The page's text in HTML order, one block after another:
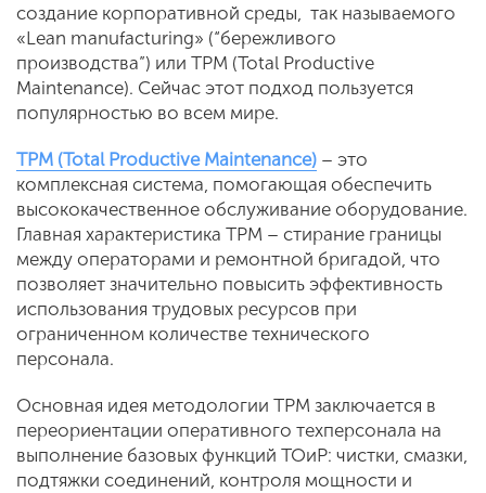
создание корпоративной среды, так называемого
«Lean manufacturing» (“бережливого
производства”) или TPM (Total Productive
Maintenance). Сейчас этот подход пользуется
популярностью во всем мире.
TPM (Total Productive Maintenance) – это
комплексная система, помогающая обеспечить
высококачественное обслуживание оборудование.
Главная характеристика TPM – стирание границы
между операторами и ремонтной бригадой, что
позволяет значительно повысить эффективность
использования трудовых ресурсов при
ограниченном количестве технического
персонала.
Основная идея методологии TPM заключается в
переориентации оперативного техперсонала на
выполнение базовых функций ТОиР: чистки, смазки,
подтяжки соединений, контроля мощности и